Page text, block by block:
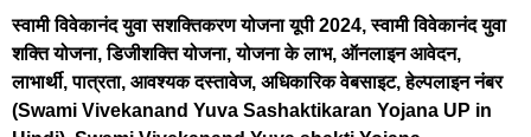
स्वामी विवेकानंद युवा सशक्तिकरण योजना यूपी 2024, स्वामी विवेकानंद युवा
शक्ति योजना, डिजीशक्ति योजना, योजना के लाभ, ऑनलाइन आवेदन,
लाभार्थी, पात्रता, आवश्यक दस्तावेज, अधिकारिक वेबसाइट, हेल्पलाइन नंबर
(Swami Vivekanand Yuva Sashaktikaran Yojana UP in